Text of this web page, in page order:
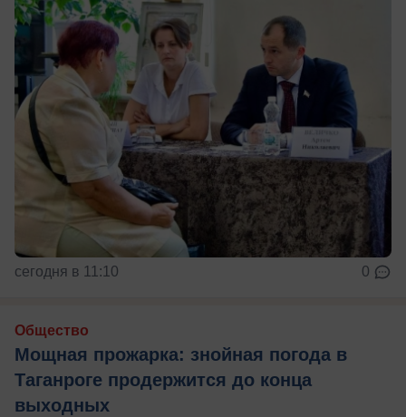
сегодня в 11:10 0
Общество
Мощная прожарка: знойная погода в
Таганроге продержится до конца
выходных